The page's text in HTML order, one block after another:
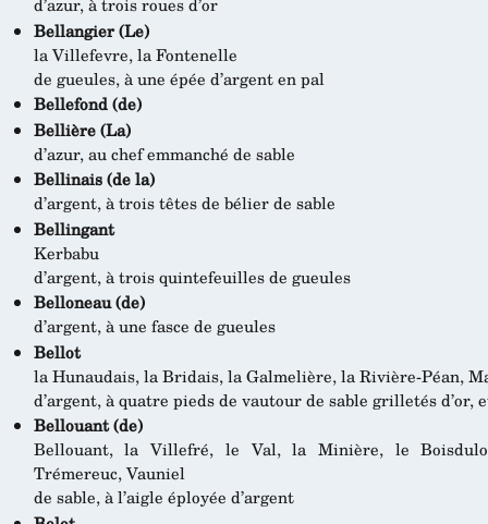
Bellangier (Le)
la Villefevre, la Fontenelle
de gueules, à une épée d’argent en pal
Bellefond (de)
Bellière (La)
d’azur, au chef emmanché de sable
Bellinais (de la)
d’argent, à trois têtes de bélier de sable
Bellingant
Kerbabu
d’argent, à trois quintefeuilles de gueules
Belloneau (de)
d’argent, à une fasce de gueules
Bellot
la Hunaudais, la Bridais, la Galmelière, la Rivière-Péan,
d’argent, à quatre pieds de vautour de sable grilletés d’or,
Bellouant (de)
Bellouant, la Villefré, le Val, la Minière, le
Trémereuc, Vauniel
de sable, à l’aigle éployée d’argent